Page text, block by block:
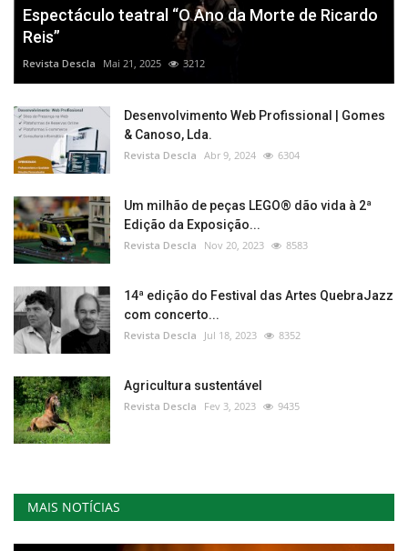
Espectáculo teatral “O Ano da Morte de Ricardo
Reis”
Revista Descla Mai 21, 2025 3212
Desenvolvimento Web Profissional | Gomes
& Canoso, Lda.
Revista Descla Abr 9, 2024 6304
Um milhão de peças LEGO® dão vida à 2ª
Edição da Exposição...
Revista Descla Nov 20, 2023 8583
14ª edição do Festival das Artes QuebraJazz
com concerto...
Revista Descla Jul 18, 2023 8352
Agricultura sustentável
Revista Descla Fev 3, 2023 9435
MAIS NOTÍCIAS